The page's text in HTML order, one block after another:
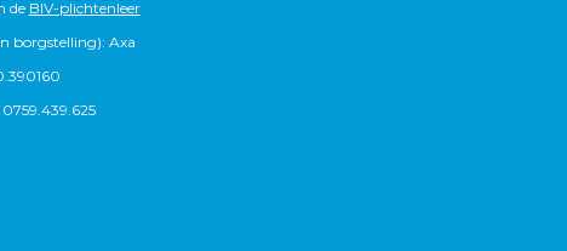
de BIV-plichtenleer
borgstelling): Axa